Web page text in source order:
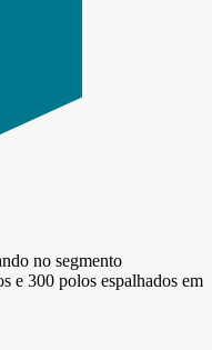
no segmento
e 300 polos espalhados em